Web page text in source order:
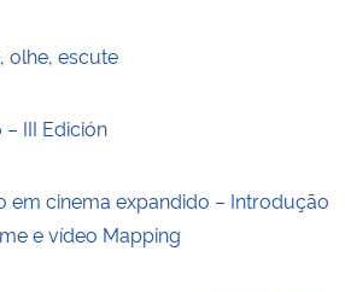
olhe, escute
III Edición
em cinema expandido – Introdução
e vídeo Mapping